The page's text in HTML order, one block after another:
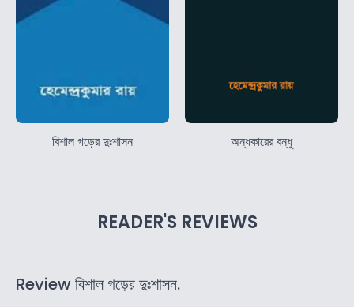
বিশাল গড়ের দুঃশাসন অন্ধকারের বন্ধু
READER'S REVIEWS
Review বিশাল গড়ের দুঃশাসন.